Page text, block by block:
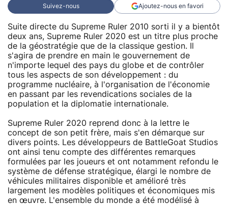
Suivez-nous Ajoutez-nous en favori
Suite directe du Supreme Ruler 2010 sorti il y a bientôt
deux ans, Supreme Ruler 2020 est un titre plus proche
de la géostratégie que de la classique gestion. Il
s'agira de prendre en main le gouvernement de
n'importe lequel des pays du globe et de contrôler
tous les aspects de son développement : du
programme nucléaire, à l'organisation de l'économie
en passant par les revendications sociales de la
population et la diplomatie internationale.
Supreme Ruler 2020 reprend donc à la lettre le
concept de son petit frère, mais s'en démarque sur
divers points. Les développeurs de BattleGoat Studios
ont ainsi tenu compte des différentes remarques
formulées par les joueurs et ont notamment refondu le
système de défense stratégique, élargi le nombre de
véhicules militaires disponible et amélioré très
largement les modèles politiques et économiques mis
en œuvre. L'ensemble du monde a été modélisé à